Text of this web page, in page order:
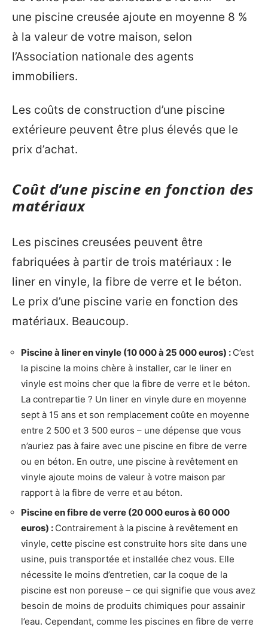
une piscine creusée ajoute en moyenne 8 %
à la valeur de votre maison, selon
l’Association nationale des agents
immobiliers.
Les coûts de construction d’une piscine
extérieure peuvent être plus élevés que le
prix d’achat.
Coût d’une piscine en fonction des
matériaux
Les piscines creusées peuvent être
fabriquées à partir de trois matériaux : le
liner en vinyle, la fibre de verre et le béton.
Le prix d’une piscine varie en fonction des
matériaux. Beaucoup.
Piscine à liner en vinyle (10 000 à 25 000 euros) : C’est
la piscine la moins chère à installer, car le liner en
vinyle est moins cher que la fibre de verre et le béton.
La contrepartie ? Un liner en vinyle dure en moyenne
sept à 15 ans et son remplacement coûte en moyenne
entre 2 500 et 3 500 euros – une dépense que vous
n’auriez pas à faire avec une piscine en fibre de verre
ou en béton. En outre, une piscine à revêtement en
vinyle ajoute moins de valeur à votre maison par
rapport à la fibre de verre et au béton.
Piscine en fibre de verre (20 000 euros à 60 000
euros) : Contrairement à la piscine à revêtement en
vinyle, cette piscine est construite hors site dans une
usine, puis transportée et installée chez vous. Elle
nécessite le moins d’entretien, car la coque de la
piscine est non poreuse – ce qui signifie que vous avez
besoin de moins de produits chimiques pour assainir
l’eau. Cependant, comme les piscines en fibre de verre